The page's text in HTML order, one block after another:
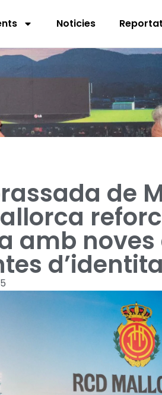
Noticies
de
amb noves